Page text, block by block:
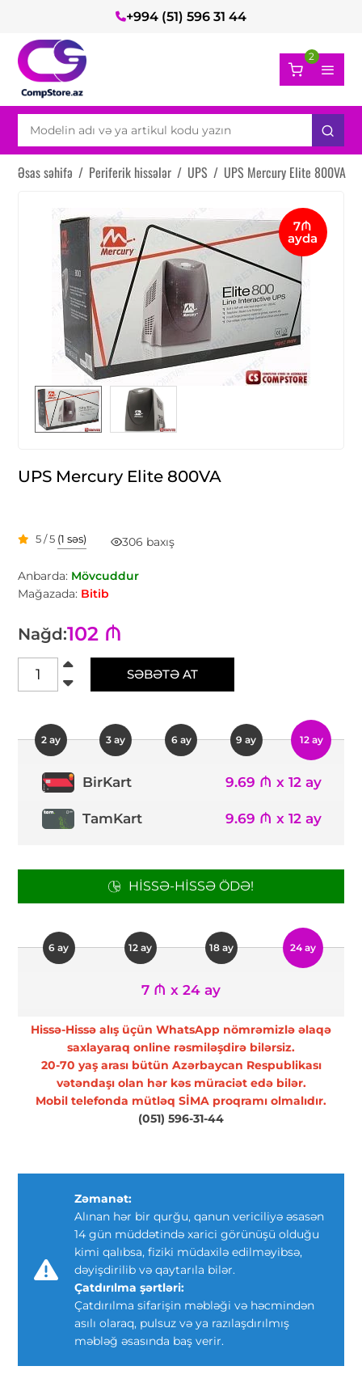
+994 (51) 596 31 44
2
Əsas səhifə / Periferik hissələr / UPS / UPS Mercury Elite 800VA
7₼
ayda
UPS Mercury Elite 800VA
5 / 5 (1 səs) 306 baxış
Anbarda: Mövcuddur
Mağazada: Bitib
Nağd:102 ₼
SƏBƏTƏ AT
2 ay 3 ay 6 ay 9 ay 12 ay
BirKart 9.69 ₼ x 12 ay
TamKart 9.69 ₼ x 12 ay
HISSƏ-HISSƏ ÖDƏ!
6 ay 12 ay 18 ay 24 ay
7 ₼ x 24 ay
Hissə-Hissə alış üçün WhatsApp nömrəmizlə əlaqə
saxlayaraq online rəsmiləşdirə bilərsiz.
20-70 yaş arası bütün Azərbaycan Respublikası
vətəndaşı olan hər kəs müraciət edə bilər.
Mobil telefonda mütləq SİMA proqramı olmalıdır.
(051) 596-31-44
Zəmanət:
Alınan hər bir qurğu, qanun vericiliyə əsasən
14 gün müddətində xarici görünüşü olduğu
kimi qalıbsa, fiziki müdaxilə edilməyibsə,
dəyişdirilib və qaytarıla bilər.
Çatdırılma şərtləri:
Çatdırılma sifarişin məbləği və həcmindən
asılı olaraq, pulsuz və ya razılaşdırılmış
məbləğ əsasında baş verir.